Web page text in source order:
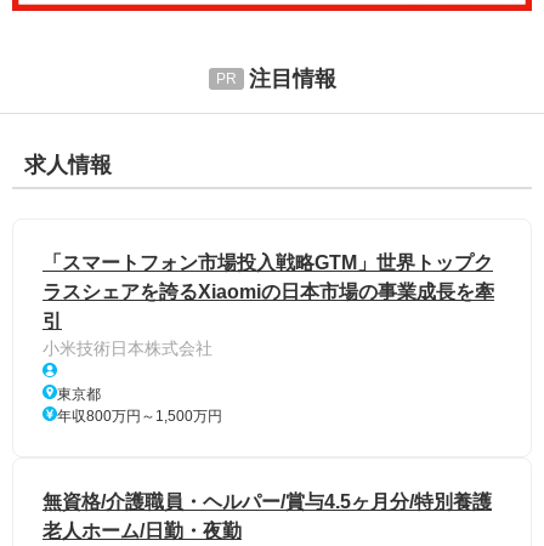
注目情報
求人情報
「スマートフォン市場投入戦略GTM」世界トップク
ラスシェアを誇るXiaomiの日本市場の事業成長を牽
引
小米技術日本株式会社
東京都
年収800万円～1,500万円
無資格/介護職員・ヘルパー/賞与4.5ヶ月分/特別養護
老人ホーム/日勤・夜勤